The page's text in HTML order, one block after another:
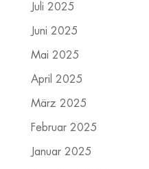
Juli 2025
Juni 2025
Mai 2025
April 2025
März 2025
Februar 2025
Januar 2025